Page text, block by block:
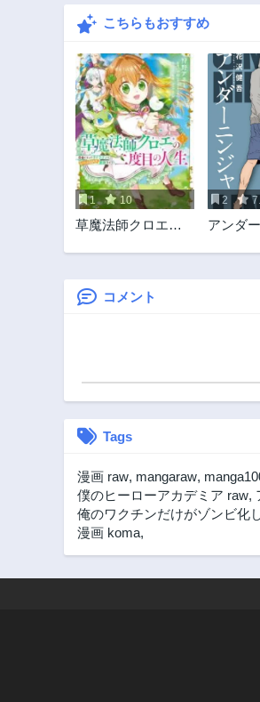
こちらもおすすめ
1 10
草魔法師クロエの
ンとレベルMAX薬
師ライフ
2
アンダ
コメント
Tags
漫画 raw, mangaraw,
僕のヒーローアカデミア raw,
俺のワクチンだけがゾンビ化
漫画 koma,